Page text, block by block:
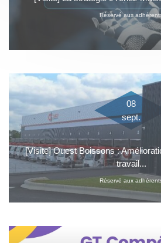
Réservé aux
08
sept.
[Visite] Ouest Boissons :
travail...
Réservé aux